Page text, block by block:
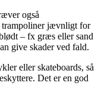
også
trampoliner jævnligt for
– fx græs eller sand
give skader ved fald.
eller skateboards, så
Det er en god